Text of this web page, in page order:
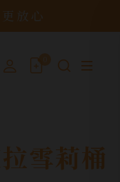
放心
雪莉桶